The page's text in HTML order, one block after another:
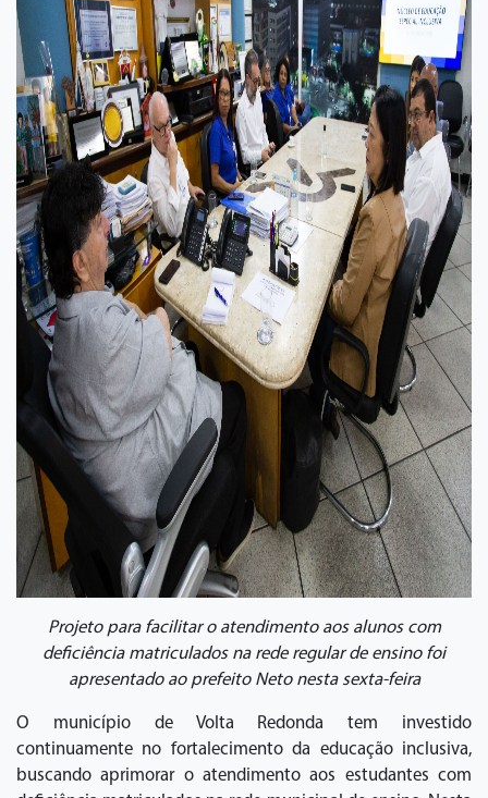
Projeto para facilitar o atendimento aos alunos com
deficiência matriculados na rede regular de ensino foi
apresentado ao prefeito Neto nesta sexta-feira
O município de Volta Redonda tem investido
continuamente no fortalecimento da educação inclusiva,
buscando aprimorar o atendimento aos estudantes com